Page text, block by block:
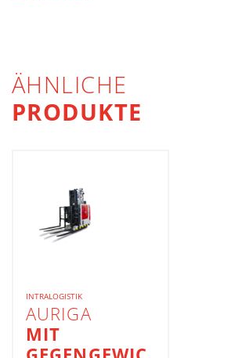
ÄHNLICHE
PRODUKTE
INTRALOGISTIK
AURIGA
MIT